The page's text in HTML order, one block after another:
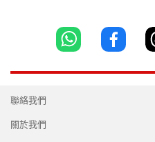
聯絡我們
關於我們